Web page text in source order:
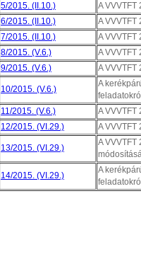
5/2015. (II.10.)
A VVVTFT
6/2015. (II.10.)
A VVVTFT
7/2015. (II.10.)
A VVVTFT
8/2015. (V.6.)
A
9/2015. (V.6.)
A
10/2015. (V.6.)
A
11/2015. (V.6.)
A VVVTFT
12/2015. (VI.29.)
A
13/2015. (VI.29.)
A VVVTFT
14/2015. (VI.29.)
A